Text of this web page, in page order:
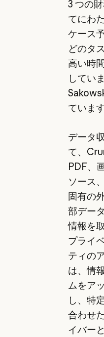
3 つの
てにわ
ケース
どのタ
高い時
してい
ています
データ
て、
PDF、
ソース
固有の
部デー
情報を
プライ
ティの
は、情
ムをア
し、特
合わせ
イバー